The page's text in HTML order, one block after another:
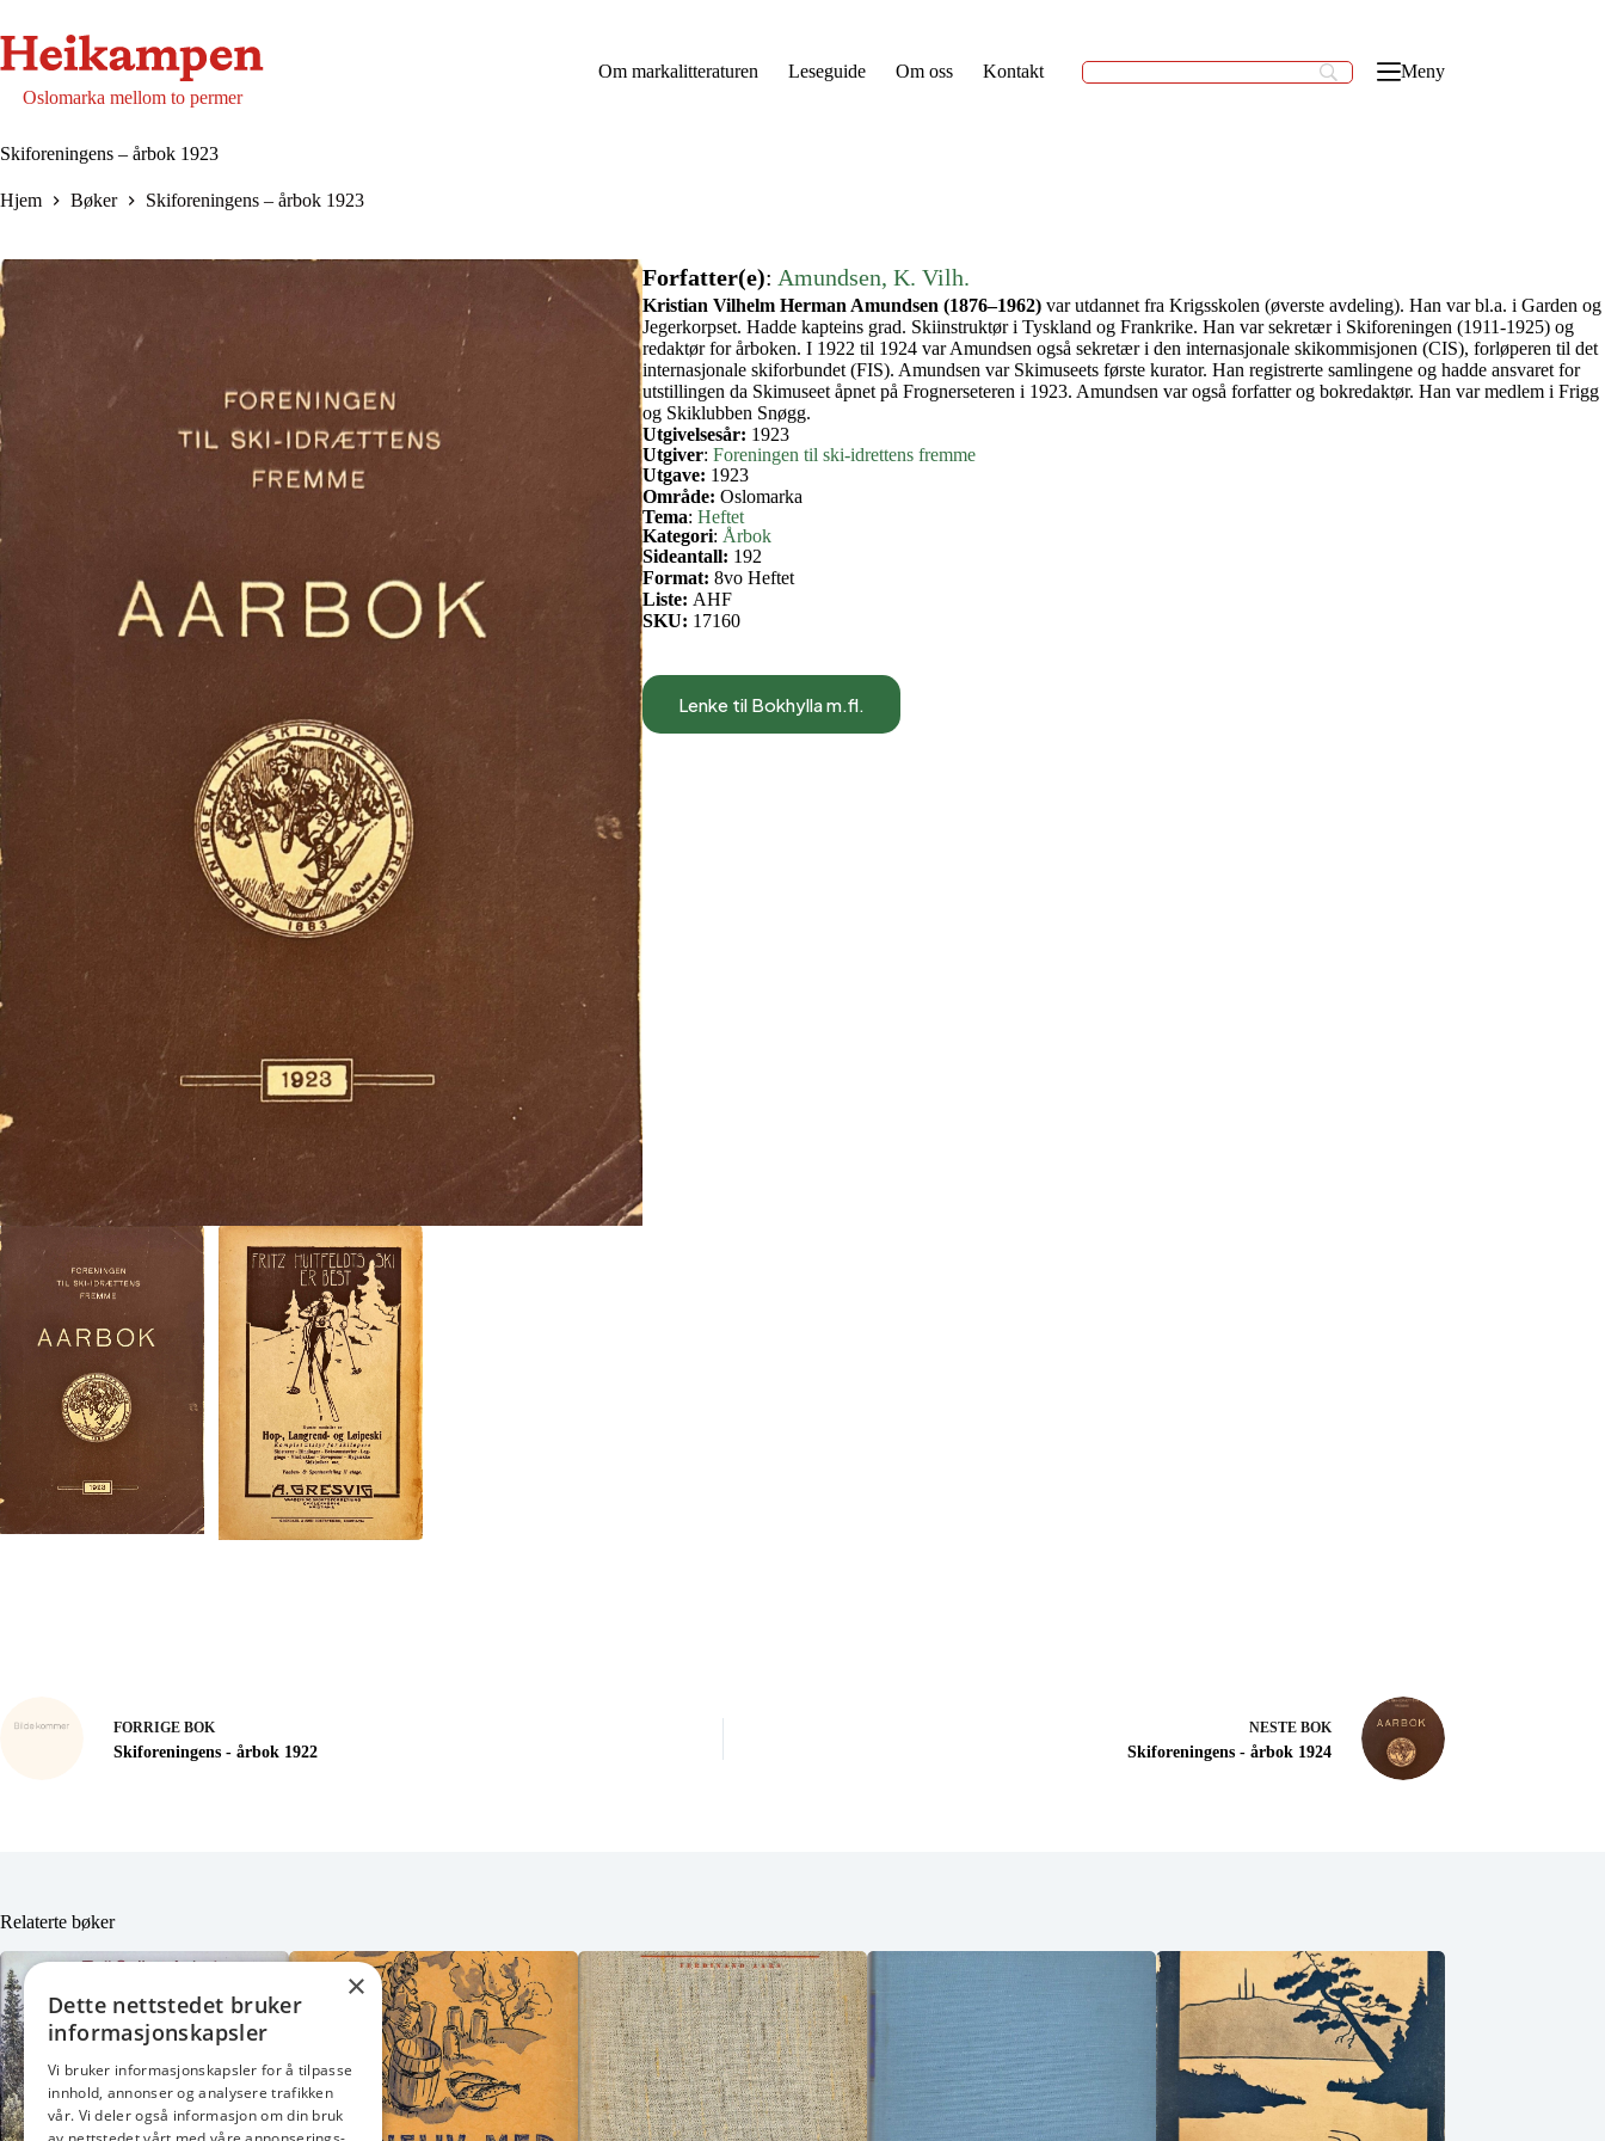
innholdet
Oslomarka mellom to permer
Om markalitteraturen Leseguide Om oss Kontakt Meny
Skiforeningens – årbok 1923
Hjem Bøker Skiforeningens – årbok 1923
Forfatter(e): Amundsen, K. Vilh.
Kristian Vilhelm Herman Amundsen (1876–1962) var utdannet fra Krigsskolen (øverste avdeling). Han var bl.a. i Garden og
Jegerkorpset. Hadde kapteins grad. Skiinstruktør i Tyskland og Frankrike. Han var sekretær i Skiforeningen (1911-1925) og
redaktør for årboken. I 1922 til 1924 var Amundsen også sekretær i den internasjonale skikommisjonen (CIS), forløperen til det
internasjonale skiforbundet (FIS). Amundsen var Skimuseets første kurator. Han registrerte samlingene og hadde ansvaret for
utstillingen da Skimuseet åpnet på Frognerseteren i 1923. Amundsen var også forfatter og bokredaktør. Han var medlem i Frigg
og Skiklubben Snøgg.
Utgivelsesår: 1923
Utgiver: Foreningen til ski-idrettens fremme
Utgave: 1923
Område: Oslomarka
Tema: Heftet
Kategori: Årbok
Sideantall: 192
Format: 8vo Heftet
Liste: AHF
SKU: 17160
Lenke til Bokhylla m.fl.
FORRIGE BOK
Skiforeningens - årbok 1922
NESTE BOK
Skiforeningens - årbok 1924
Relaterte bøker
×
Dette nettstedet bruker
informasjonskapsler
Vi bruker informasjonskapsler for å tilpasse
innhold, annonser og analysere trafikken
vår. Vi deler også informasjon om din bruk